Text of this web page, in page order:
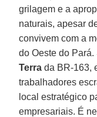
grilagem e a
naturais, apesar
convivem com a
do Oeste do
Terra da BR-163,
trabalhadores
local estratégico
empresariais. É